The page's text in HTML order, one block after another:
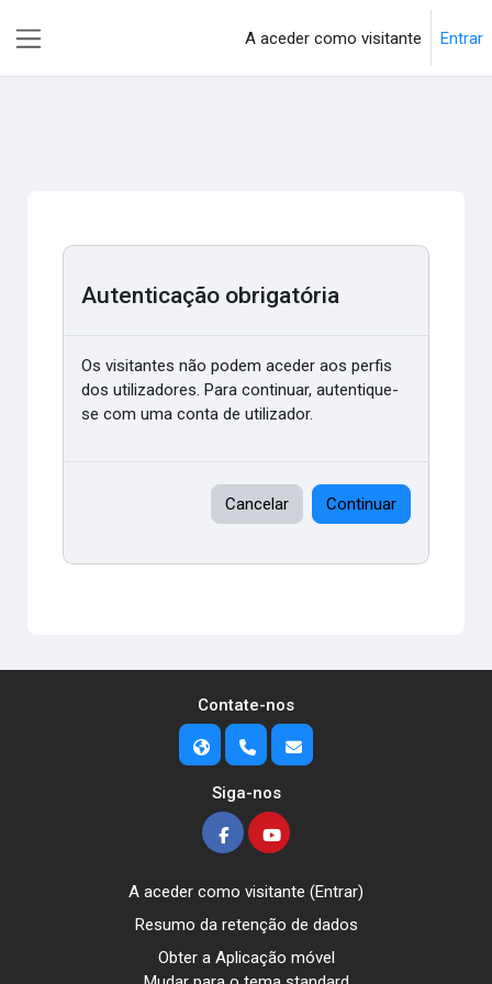
A aceder como visitante Entrar
Autenticação obrigatória
Os visitantes não podem aceder aos perfis
dos utilizadores. Para continuar, autentique-
se com uma conta de utilizador.
Cancelar Continuar
Contate-nos
Siga-nos
A aceder como visitante (Entrar)
Resumo da retenção de dados
Obter a Aplicação móvel